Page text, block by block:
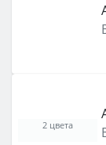
2 цвета